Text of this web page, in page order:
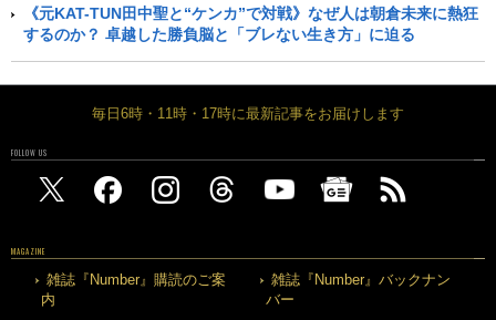
《元KAT-TUN田中聖と“ケンカ”で対戦》なぜ人は朝倉未来に熱狂
するのか？ 卓越した勝負脳と「ブレない生き方」に迫る
毎日6時・11時・17時に最新記事をお届けします
FOLLOW US
MAGAZINE
雑誌『Number』購読のご案
内
雑誌『Number』バックナン
バー